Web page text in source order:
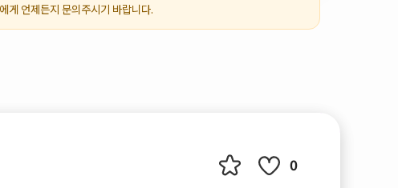
게 언제든지 문의주시기 바랍니다.
0